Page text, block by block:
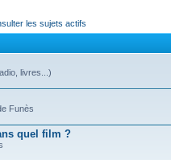
les sujets actifs
livres...)
Funès
quel film ?